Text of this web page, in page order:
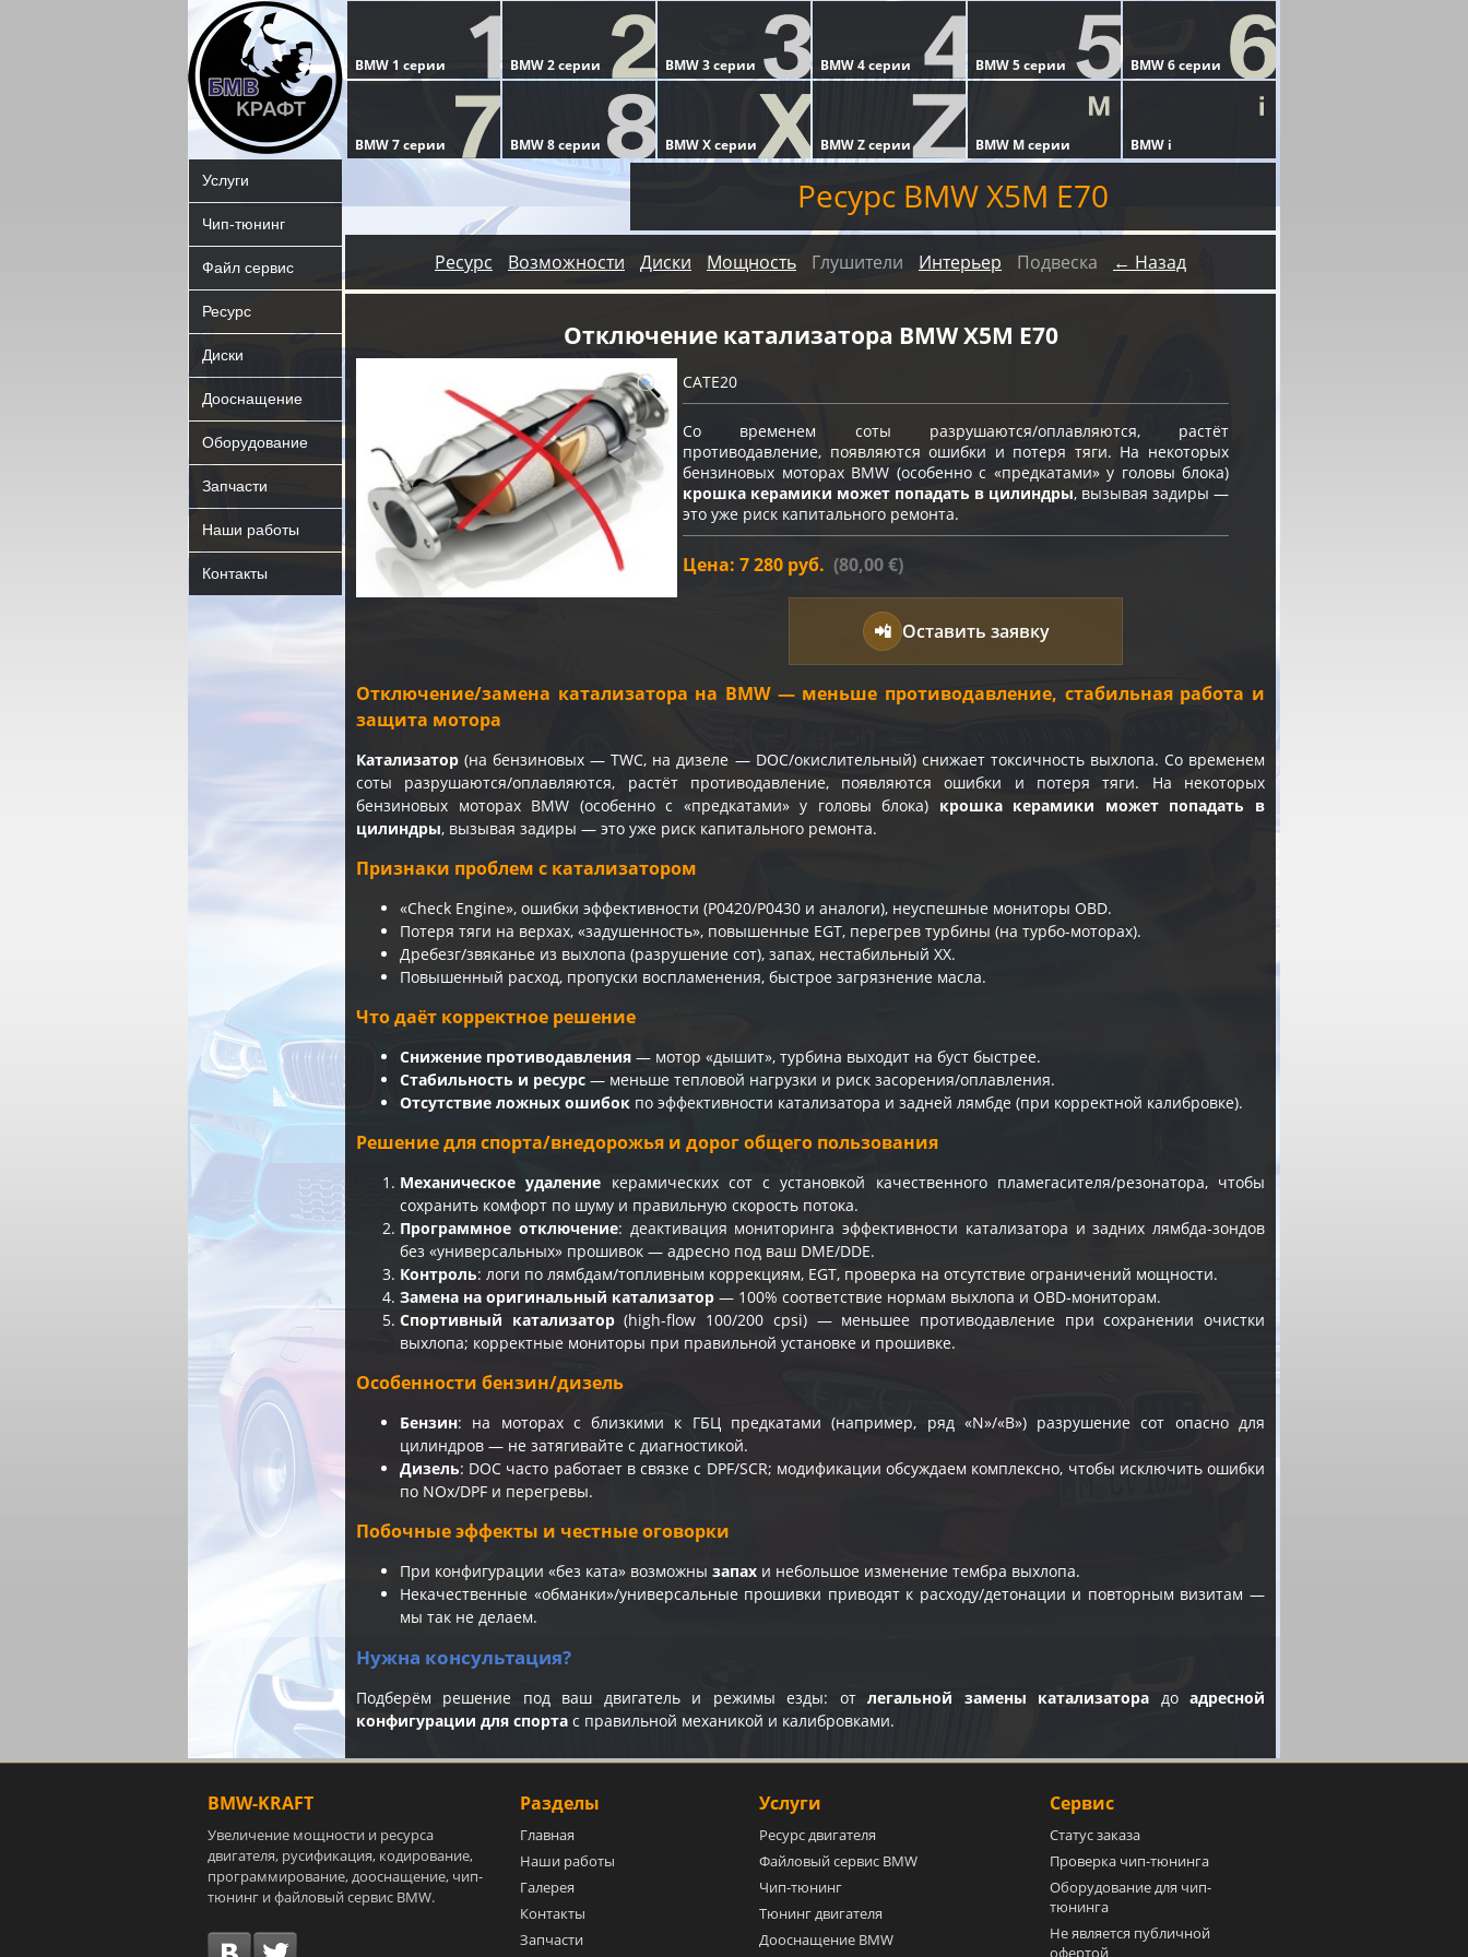
Услуги
Чип-тюнинг
Файл сервис
Ресурс
Диски
Дооснащение
Оборудование
Запчасти
Наши работы
Контакты
Ресурс BMW X5M E70
Ресурс Возможности Диски Мощность Глушители Интерьер Подвеска ← Назад
Отключение катализатора BMW X5M E70
CATE20
Со временем соты разрушаются/оплавляются, растёт
противодавление, появляются ошибки и потеря тяги. На некоторых
бензиновых моторах BMW (особенно с «предкатами» у головы блока)
крошка керамики может попадать в цилиндры, вызывая задиры —
это уже риск капитального ремонта.
Цена: 7 280 руб. (80,00 €)
📲 Оставить заявку
Отключение/замена катализатора на BMW — меньше противодавление, стабильная работа и
защита мотора
Катализатор (на бензиновых — TWC, на дизеле — DOC/окислительный) снижает токсичность выхлопа. Со временем
соты разрушаются/оплавляются, растёт противодавление, появляются ошибки и потеря тяги. На некоторых
бензиновых моторах BMW (особенно с «предкатами» у головы блока) крошка керамики может попадать в
цилиндры, вызывая задиры — это уже риск капитального ремонта.
Признаки проблем с катализатором
«Check Engine», ошибки эффективности (P0420/P0430 и аналоги), неуспешные мониторы OBD.
Потеря тяги на верхах, «задушенность», повышенные EGT, перегрев турбины (на турбо-моторах).
Дребезг/звяканье из выхлопа (разрушение сот), запах, нестабильный ХХ.
Повышенный расход, пропуски воспламенения, быстрое загрязнение масла.
Что даёт корректное решение
Снижение противодавления — мотор «дышит», турбина выходит на буст быстрее.
Стабильность и ресурс — меньше тепловой нагрузки и риск засорения/оплавления.
Отсутствие ложных ошибок по эффективности катализатора и задней лямбде (при корректной калибровке).
Решение для спорта/внедорожья и дорог общего пользования
Механическое удаление керамических сот с установкой качественного пламегасителя/резонатора, чтобы
сохранить комфорт по шуму и правильную скорость потока.
Программное отключение: деактивация мониторинга эффективности катализатора и задних лямбда-зондов
без «универсальных» прошивок — адресно под ваш DME/DDE.
Контроль: логи по лямбдам/топливным коррекциям, EGT, проверка на отсутствие ограничений мощности.
Замена на оригинальный катализатор — 100% соответствие нормам выхлопа и OBD-мониторам.
Спортивный катализатор(high-flow 100/200 cpsi) — меньшее противодавление при сохранении очистки
выхлопа; корректные мониторы при правильной установке и прошивке.
Особенности бензин/дизель
Бензин: на моторах с близкими к ГБЦ предкатами (например, ряд «N»/«B») разрушение сот опасно для
цилиндров — не затягивайте с диагностикой.
Дизель: DOC часто работает в связке с DPF/SCR; модификации обсуждаем комплексно, чтобы исключить ошибки
по NOx/DPF и перегревы.
Побочные эффекты и честные оговорки
При конфигурации «без ката» возможны запах и небольшое изменение тембра выхлопа.
Некачественные «обманки»/универсальные прошивки приводят к расходу/детонации и повторным визитам —
мы так не делаем.
Нужна консультация?
Подберём решение под ваш двигатель и режимы езды: отлегальной замены катализатора доадресной
конфигурации для спорта с правильной механикой и калибровками.
BMW-KRAFT
Увеличение мощности и ресурса
двигателя, русификация, кодирование,
программирование, дооснащение, чип-
тюнинг и файловый сервис BMW.
Разделы
Главная
Наши работы
Галерея
Контакты
Запчасти
Услуги
Ресурс двигателя
Файловый сервис BMW
Чип-тюнинг
Тюнинг двигателя
Дооснащение BMW
Сервис
Статус заказа
Проверка чип-тюнинга
Оборудование для чип-
тюнинга
Не является публичной
офертой